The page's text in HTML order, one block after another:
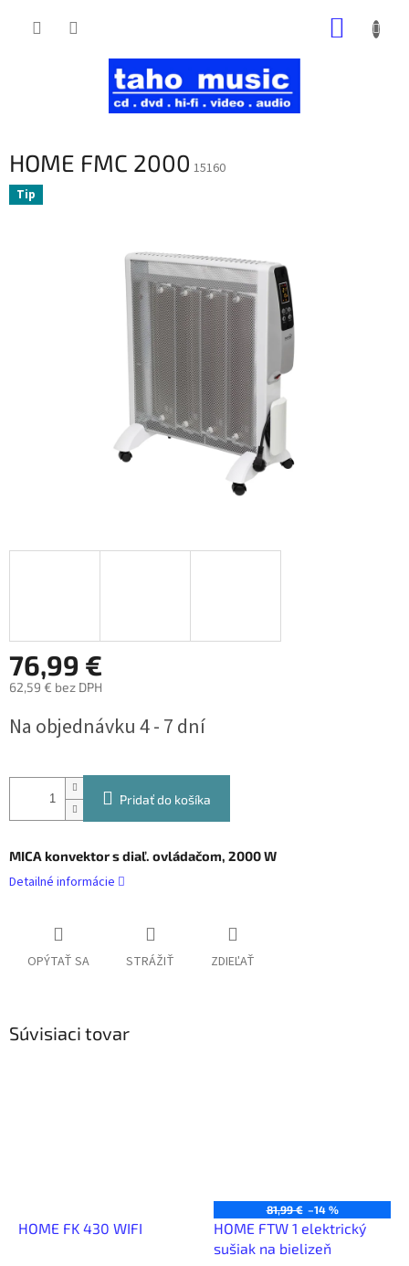
HOME FMC 2000 15160
Tip
76,99 €
62,59 € bez DPH
cena:
Na objednávku 4 - 7 dní
Pridať do košíka
MICA konvektor s diaľ. ovládačom, 2000 W
Detailné informácie
OPÝTAŤ SA STRÁŽIŤ ZDIEĽAŤ
Súvisiaci tovar
HOME FK 430 WIFI
81,99 € –14 %
HOME FTW 1 elektrický
sušiak na bielizeň